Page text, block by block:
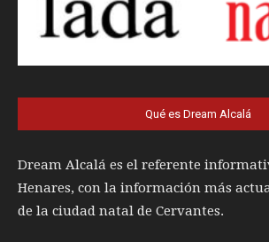
Qué es Dream Alcalá
Dream Alcalá es el referente
Henares, con la información más
de la ciudad natal de Cervantes.